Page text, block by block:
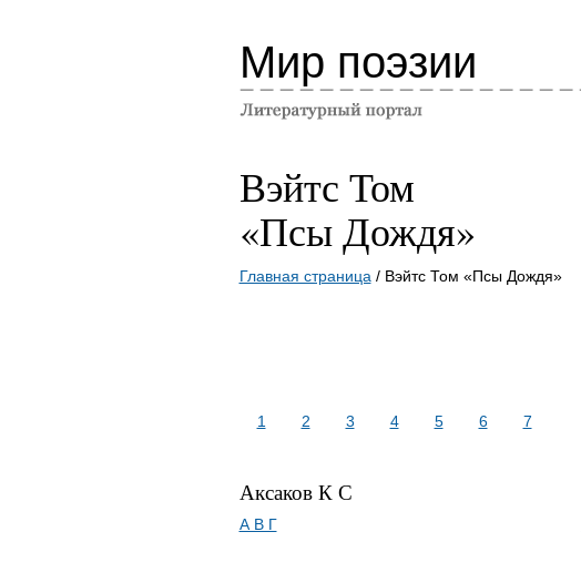
Мир поэзии
Вэйтс Том
«Псы Дождя»
Главная страница / Вэйтс Том «Псы Дождя»
1 2 3 4 5 6 7
Аксаков К С
А В Г